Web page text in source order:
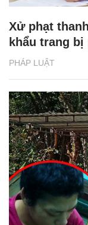
PHÁP LUẬT
Xử phạt
khẩu trang